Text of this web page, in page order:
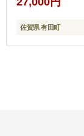
佐賀県 有田町